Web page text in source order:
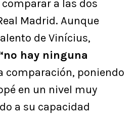
a las dos
Madrid. Aunque
de Vinícius,
hay ninguna
comparación, poniendo
en un nivel muy
a su capacidad